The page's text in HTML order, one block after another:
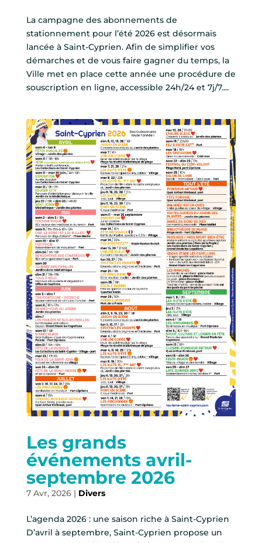
La campagne des abonnements de
stationnement pour l’été 2026 est désormais
lancée à Saint-Cyprien. Afin de simplifier vos
démarches et de vous faire gagner du temps, la
Ville met en place cette année une procédure de
souscription en ligne, accessible 24h/24 et 7j/7....
Les grands
événements avril-
septembre 2026
7 Avr, 2026| Divers
L’agenda 2026 : une saison riche à Saint-Cyprien
D’avril à septembre, Saint-Cyprien propose un